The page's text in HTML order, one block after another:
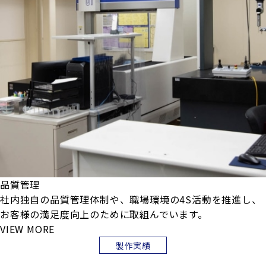
品質管理
社内独自の品質管理体制や、職場環境の4S活動を推進し、
お客様の満足度向上のために取組んでいます。
VIEW MORE
製作実績